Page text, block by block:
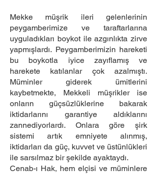
Mekke müşrik ileri gelenlerinin
peygamberimize ve taraftarlarına
uyguladıkları boykot ile azgınlıkta zirve
yapmışlardı. Peygamberimizin hareketi
bu boykotla iyice zayıflamış ve
harekete katılanlar çok azalmıştı.
Müminler giderek ümitlerini
kaybetmekte, Mekkeli müşrikler ise
onların güçsüzlüklerine bakarak
iktidarlarını garantiye aldıklarını
zannediyorlardı. Onlara göre şirk
sistemi artık emniyete alınmış,
iktidarları da güç, kuvvet ve üstünlükleri
ile sarsılmaz bir şekilde ayaktaydı.
Cenab-ı Hak, hem elçisi ve müminlere